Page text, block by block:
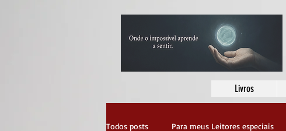
Livros
Todos posts Para meus Leitores especiais